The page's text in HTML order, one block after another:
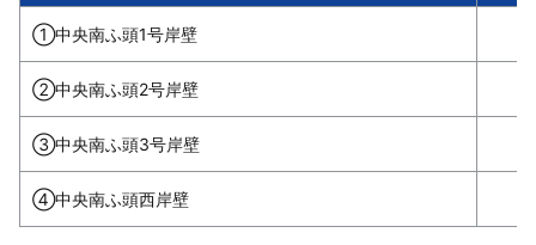
①中央南ふ頭1号岸壁
②中央南ふ頭2号岸壁
③中央南ふ頭3号岸壁
④中央南ふ頭西岸壁